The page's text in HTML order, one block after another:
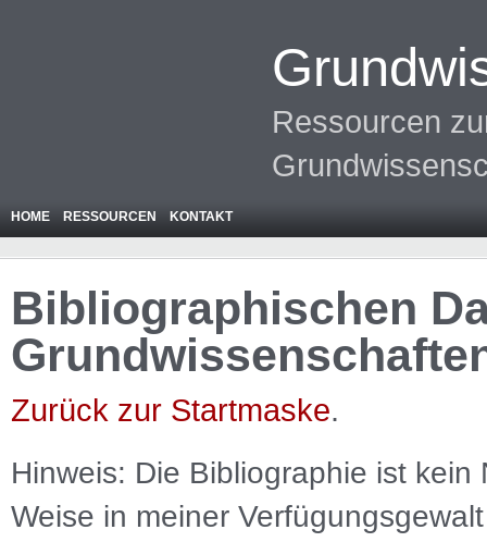
Ressourcen
HOME RESSOURCEN KONTAKT
Bibliographischen
Zurück zur Startmaske.
Hinweis: Die Bibliographie ist kein
Weise in meiner